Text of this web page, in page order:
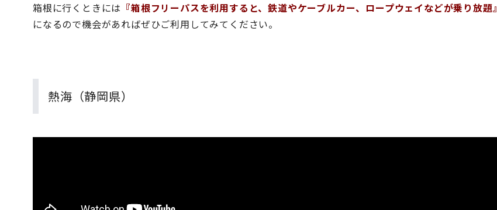
箱根に行くときには 『箱根フリーパスを利用すると、鉄道やケーブルカー、ロープウェイなどが乗り放題』
になるので機会があればぜひご利用してみてください。
熱海（静岡県）